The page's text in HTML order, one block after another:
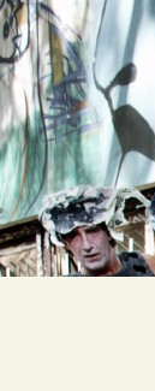
Zum
Inhalt
springen